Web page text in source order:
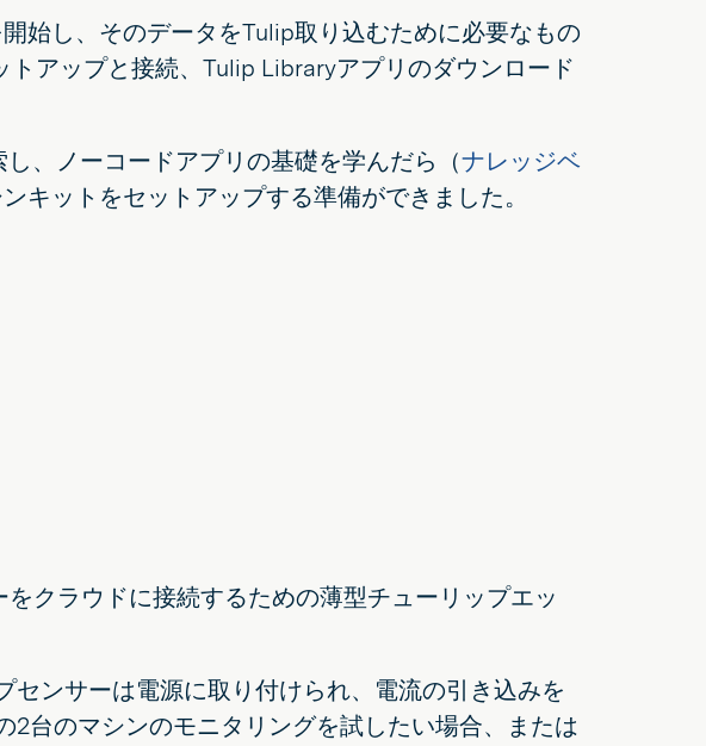
始し、そのデータをTulip取り込むために必要なもの
アップと接続、Tulip Libraryアプリのダウンロード
、ノーコードアプリの基礎を学んだら（ナレッジベ
キットをセットアップする準備ができました。
クラウドに接続するための薄型チューリップエッ
センサーは電源に取り付けられ、電流の引き込みを
2台のマシンのモニタリングを試したい場合、または